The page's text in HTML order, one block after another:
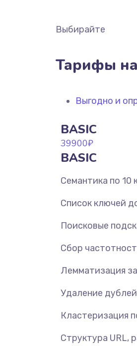
Выбирайте
Тарифы
Выгодно и
BASIC
39900₽
BASIC
Семантика по 10
Список ключей
Поисковые
Сбор
Лемматизация
Удаление
Кластеризация
Структура URL,